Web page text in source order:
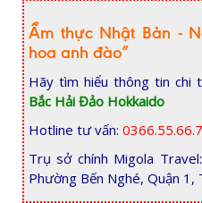
Ẩm thực Nhật Bản -
hoa anh đào”
Hãy tìm hiểu thông tin chi
Bắc Hải Đảo Hokkaido
Hotline tư vấn:
Trụ sở chính Migola
Phường Bến Nghé, Quận 1,